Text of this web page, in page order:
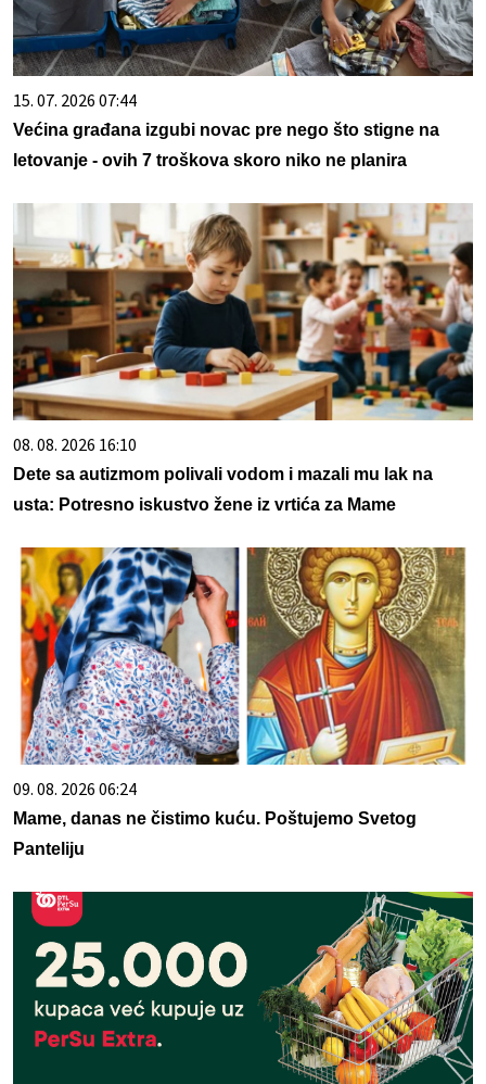
15. 07. 2026 07:44
Većina građana izgubi novac pre nego što stigne na
letovanje - ovih 7 troškova skoro niko ne planira
08. 08. 2026 16:10
Dete sa autizmom polivali vodom i mazali mu lak na
usta: Potresno iskustvo žene iz vrtića za Mame
09. 08. 2026 06:24
Mame, danas ne čistimo kuću. Poštujemo Svetog
Panteliju